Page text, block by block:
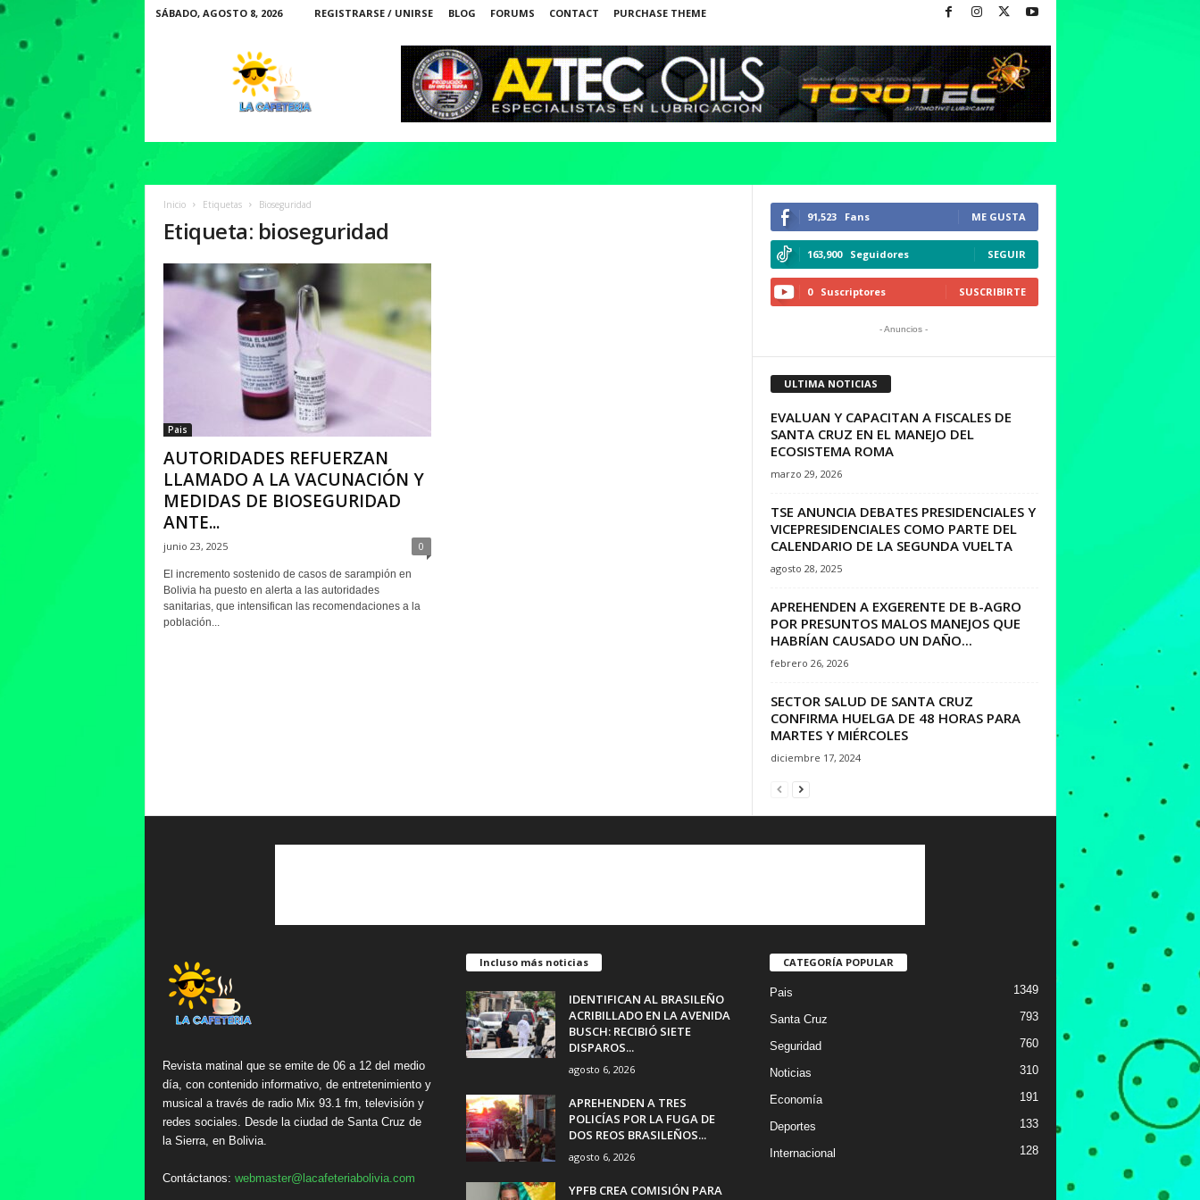
SÁBADO, AGOSTO 8, 2026 REGISTRARSE / UNIRSE BLOG FORUMS CONTACT PURCHASE THEME
Inicio Etiquetas Bioseguridad
Etiqueta: bioseguridad
Pais
AUTORIDADES REFUERZAN
LLAMADO A LA VACUNACIÓN Y
MEDIDAS DE BIOSEGURIDAD
ANTE...
junio 23, 2025 0
El incremento sostenido de casos de sarampión en
Bolivia ha puesto en alerta a las autoridades
sanitarias, que intensifican las recomendaciones a la
población...
91,523 Fans ME GUSTA
163,900 Seguidores SEGUIR
0 Suscriptores SUSCRIBIRTE
- Anuncios -
ULTIMA NOTICIAS
EVALUAN Y CAPACITAN A FISCALES DE
SANTA CRUZ EN EL MANEJO DEL
ECOSISTEMA ROMA
marzo 29, 2026
TSE ANUNCIA DEBATES PRESIDENCIALES Y
VICEPRESIDENCIALES COMO PARTE DEL
CALENDARIO DE LA SEGUNDA VUELTA
agosto 28, 2025
APREHENDEN A EXGERENTE DE B-AGRO
POR PRESUNTOS MALOS MANEJOS QUE
HABRÍAN CAUSADO UN DAÑO...
febrero 26, 2026
SECTOR SALUD DE SANTA CRUZ
CONFIRMA HUELGA DE 48 HORAS PARA
MARTES Y MIÉRCOLES
diciembre 17, 2024
Revista matinal que se emite de 06 a 12 del medio
día, con contenido informativo, de entretenimiento y
musical a través de radio Mix 93.1 fm, televisión y
redes sociales. Desde la ciudad de Santa Cruz de
la Sierra, en Bolivia.
Contáctanos: webmaster@lacafeteriabolivia.com
Incluso más noticias
IDENTIFICAN AL BRASILEÑO
ACRIBILLADO EN LA AVENIDA
BUSCH: RECIBIÓ SIETE
DISPAROS...
agosto 6, 2026
APREHENDEN A TRES
POLICÍAS POR LA FUGA DE
DOS REOS BRASILEÑOS...
agosto 6, 2026
YPFB CREA COMISIÓN PARA
CATEGORÍA POPULAR
Pais 1349
Santa Cruz 793
Seguridad 760
Noticias 310
Economía 191
Deportes 133
Internacional 128